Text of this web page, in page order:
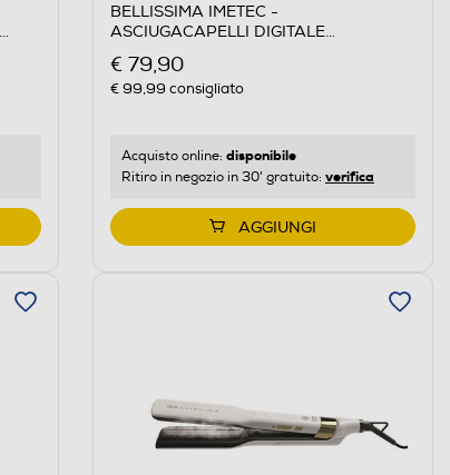
BELLISSIMA IMETEC -
ASCIUGACAPELLI DIGITALE
€ 79,90
€ 99,99 consigliato
Acquisto online: disponibile
Ritiro in negozio in 30' gratuito: verifica
AGGIUNGI